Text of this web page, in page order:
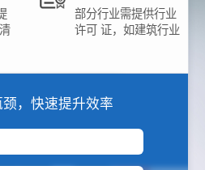
部分行业需提供行业
许可 证，如建筑行业
，快速提升效率